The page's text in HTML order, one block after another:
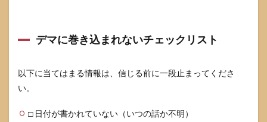
デマに巻き込まれないチェックリスト
以下に当てはまる情報は、信じる前に一段止まってくださ
い。
□ 日付が書かれていない（いつの話か不明）